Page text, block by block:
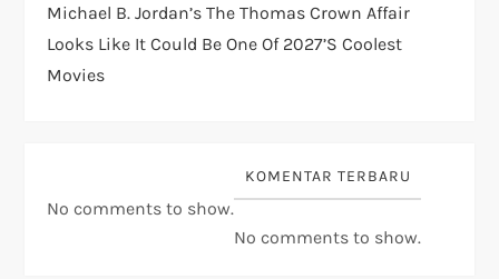
Michael B. Jordan’s The Thomas Crown Affair
Looks Like It Could Be One Of 2027’s Coolest
Movies
No comments to show.
KOMENTAR TERBARU
No comments to show.